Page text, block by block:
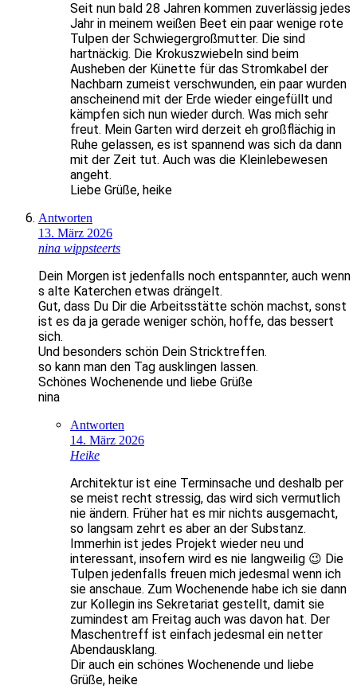
Seit nun bald 28 Jahren kommen zuverlässig jedes
Jahr in meinem weißen Beet ein paar wenige rote
Tulpen der Schwiegergroßmutter. Die sind
hartnäckig. Die Krokuszwiebeln sind beim
Ausheben der Künette für das Stromkabel der
Nachbarn zumeist verschwunden, ein paar wurden
anscheinend mit der Erde wieder eingefüllt und
kämpfen sich nun wieder durch. Was mich sehr
freut. Mein Garten wird derzeit eh großflächig in
Ruhe gelassen, es ist spannend was sich da dann
mit der Zeit tut. Auch was die Kleinlebewesen
angeht.
Liebe Grüße, heike
Antworten
13. März 2026
nina wippsteerts
Dein Morgen ist jedenfalls noch entspannter, auch wenn
s alte Katerchen etwas drängelt.
Gut, dass Du Dir die Arbeitsstätte schön machst, sonst
ist es da ja gerade weniger schön, hoffe, das bessert
sich.
Und besonders schön Dein Stricktreffen.
so kann man den Tag ausklingen lassen.
Schönes Wochenende und liebe Grüße
nina
Antworten
14. März 2026
Heike
Architektur ist eine Terminsache und deshalb per
se meist recht stressig, das wird sich vermutlich
nie ändern. Früher hat es mir nichts ausgemacht,
so langsam zehrt es aber an der Substanz.
Immerhin ist jedes Projekt wieder neu und
interessant, insofern wird es nie langweilig 😉 Die
Tulpen jedenfalls freuen mich jedesmal wenn ich
sie anschaue. Zum Wochenende habe ich sie dann
zur Kollegin ins Sekretariat gestellt, damit sie
zumindest am Freitag auch was davon hat. Der
Maschentreff ist einfach jedesmal ein netter
Abendausklang.
Dir auch ein schönes Wochenende und liebe
Grüße, heike